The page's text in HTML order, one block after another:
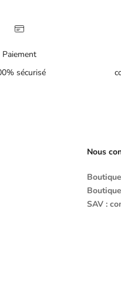
Paiement
sécurisé
Nous
SAV :